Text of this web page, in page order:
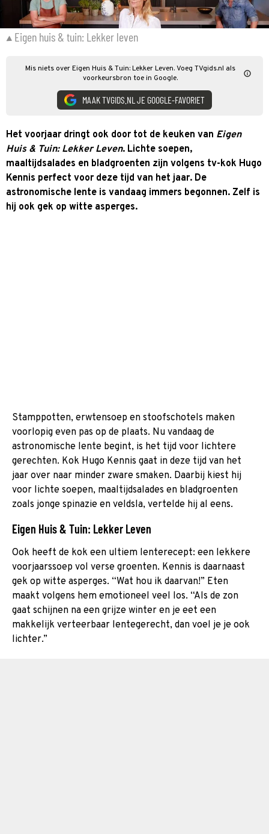
Eigen huis & tuin: Lekker leven
Mis niets over Eigen Huis & Tuin: Lekker Leven. Voeg TVgids.nl als
voorkeursbron toe in Google.
MAAK TVGIDS.NL JE GOOGLE-FAVORIET
Het voorjaar dringt ook door tot de keuken van Eigen
Huis & Tuin: Lekker Leven. Lichte soepen,
maaltijdsalades en bladgroenten zijn volgens tv-kok Hugo
Kennis perfect voor deze tijd van het jaar. De
astronomische lente is vandaag immers begonnen. Zelf is
hij ook gek op witte asperges.
Stamppotten, erwtensoep en stoofschotels maken
voorlopig even pas op de plaats. Nu vandaag de
astronomische lente begint, is het tijd voor lichtere
gerechten. Kok Hugo Kennis gaat in deze tijd van het
jaar over naar minder zware smaken. Daarbij kiest hij
voor lichte soepen, maaltijdsalades en bladgroenten
zoals jonge spinazie en veldsla, vertelde hij al eens.
Eigen Huis & Tuin: Lekker Leven
Ook heeft de kok een ultiem lenterecept: een lekkere
voorjaarssoep vol verse groenten. Kennis is daarnaast
gek op witte asperges. “Wat hou ik daarvan!” Eten
maakt volgens hem emotioneel veel los. “Als de zon
gaat schijnen na een grijze winter en je eet een
makkelijk verteerbaar lentegerecht, dan voel je je ook
lichter.”